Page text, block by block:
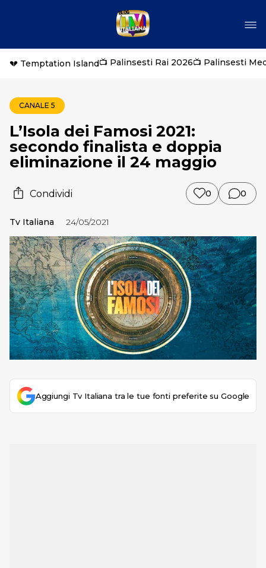
💔 Temptation Island📺 Palinsesti Rai 2026📺 Palinsesti
CANALE 5
L’Isola dei Famosi 2021:
secondo finalista e doppia
eliminazione il 24 maggio
Condividi 0 0
Tv Italiana 24/05/2021
Aggiungi Tv Italiana tra le tue fonti preferite su Google